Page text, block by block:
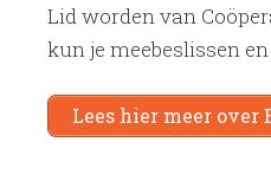
Lid worden van
kun je meebeslissen
Lees hier meer over